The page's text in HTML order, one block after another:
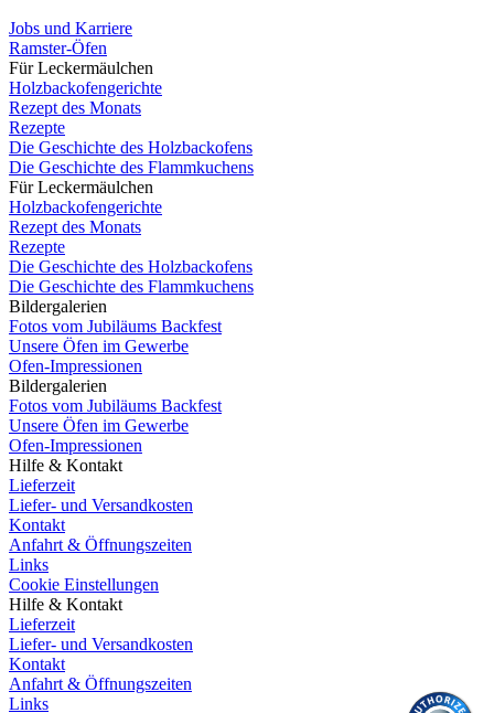
Jobs und Karriere
Ramster-Öfen
Für Leckermäulchen
Holzbackofengerichte
Rezept des Monats
Rezepte
Die Geschichte des Holzbackofens
Die Geschichte des Flammkuchens
Für Leckermäulchen
Holzbackofengerichte
Rezept des Monats
Rezepte
Die Geschichte des Holzbackofens
Die Geschichte des Flammkuchens
Bildergalerien
Fotos vom Jubiläums Backfest
Unsere Öfen im Gewerbe
Ofen-Impressionen
Bildergalerien
Fotos vom Jubiläums Backfest
Unsere Öfen im Gewerbe
Ofen-Impressionen
Hilfe & Kontakt
Lieferzeit
Liefer- und Versandkosten
Kontakt
Anfahrt & Öffnungszeiten
Links
Cookie Einstellungen
Hilfe & Kontakt
Lieferzeit
Liefer- und Versandkosten
Kontakt
Anfahrt & Öffnungszeiten
Links